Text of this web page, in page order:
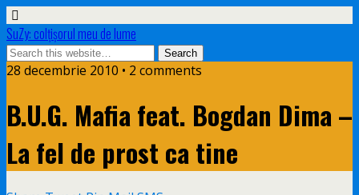
SuZy: colţişorul meu de lume
28 decembrie 2010 • 2 comments
B.U.G. Mafia feat. Bogdan Dima –
La fel de prost ca tine